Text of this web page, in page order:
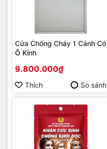
Cửa Chống Cháy 1 Cánh Có
Ô Kính
9.800.000₫
Thích So sánh